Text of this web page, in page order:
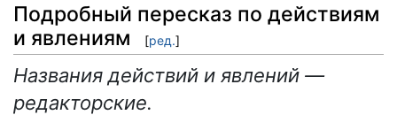
Подробный пересказ по действиям
и явлениям
[ред.]
Названия действий и явлений —
редакторские.